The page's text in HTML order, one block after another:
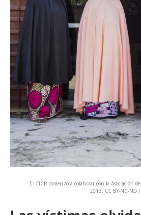
El CICR comenzó a colaborar con la Asociación
2013. CC BY-NC-ND